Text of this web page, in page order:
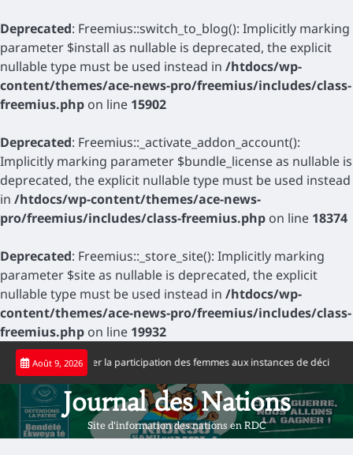
Deprecated: Freemius::switch_to_blog(): Implicitly marking
parameter $install as nullable is deprecated, the explicit
nullable type must be used instead in /htdocs/wp-
content/themes/ace-news-pro/freemius/includes/class-
freemius.php on line 15902
Deprecated: Freemius::_activate_addon_account():
Implicitly marking parameter $bundle_license as nullable is
deprecated, the explicit nullable type must be used instead
in /htdocs/wp-content/themes/ace-news-
pro/freemius/includes/class-freemius.php on line 18374
Deprecated: Freemius::_store_site(): Implicitly marking
parameter $site as nullable is deprecated, the explicit
nullable type must be used instead in /htdocs/wp-
content/themes/ace-news-pro/freemius/includes/class-
freemius.php on line 19932
Skip
content
Août 9, 2026
à accélérer la participation des femmes aux instances de décision
Journal des Nations
Site d'information des nations en RDC